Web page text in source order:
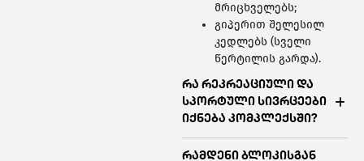
მრიცხველებს;
გიპერით შელესილ
კედლებს (სველი
წერტილის გარდა).
რა რეკრეაციული და
სპორტული სივრცეები
იქნება კომპლექსში?
რამდენი ბლოკისგან